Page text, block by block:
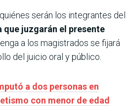
serán los integrantes del
que juzgarán el presente
a los magistrados se fijará
del juicio oral y público.
a dos personas en
con menor de edad